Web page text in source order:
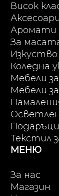
Висок
Аромати
За
Изкуство
Коледна
Мебели
Мебели
Подаръци
Текстил
МЕНЮ
За нас
Магазин